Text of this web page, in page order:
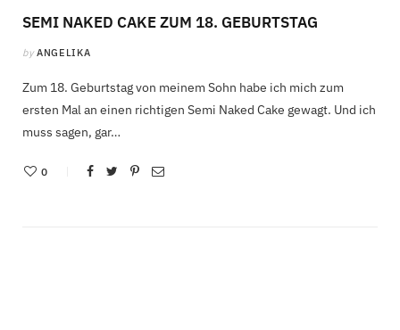
SEMI NAKED CAKE ZUM 18. GEBURTSTAG
by ANGELIKA
Zum 18. Geburtstag von meinem Sohn habe ich mich zum
ersten Mal an einen richtigen Semi Naked Cake gewagt. Und ich
muss sagen, gar…
0